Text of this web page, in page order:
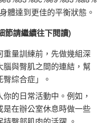
體達到更佳的平衡狀態。
節請繼續往下閱讀)
量訓練前，先做幾組深
與臀肌之間的連結，幫
綜合症」。
的日常活動中。例如，
在辦公室休息時做一些